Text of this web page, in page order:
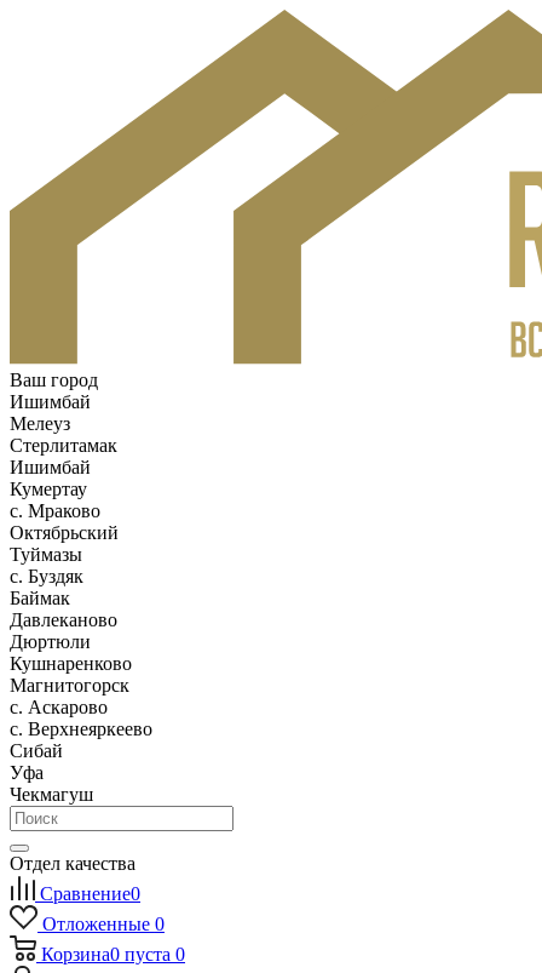
Ваш город
Ишимбай
Мелеуз
Стерлитамак
Ишимбай
Кумертау
c. Мраково
Октябрьский
Туймазы
c. Буздяк
Баймак
Давлеканово
Дюртюли
Кушнаренково
Магнитогорск
с. Аскарово
с. Верхнеяркеево
Сибай
Уфа
Чекмагуш
Отдел качества
Сравнение0
Отложенные 0
Корзина0 пуста 0